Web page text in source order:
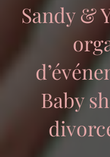
Sandy &
Baby